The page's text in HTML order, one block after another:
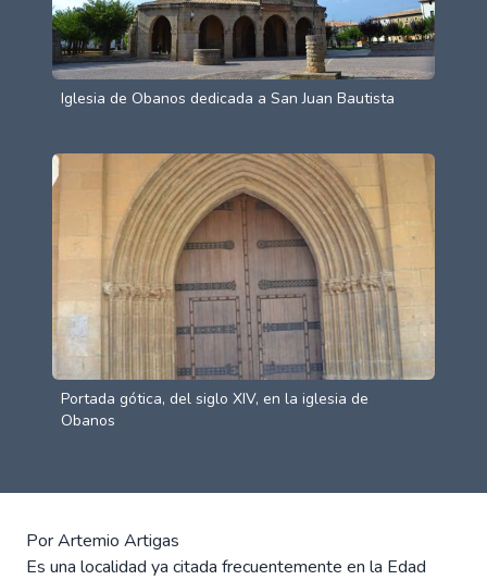
Iglesia de Obanos dedicada a San Juan Bautista
Portada gótica, del siglo XIV, en la iglesia de
Obanos
Por Artemio Artigas
Es una localidad ya citada frecuentemente en la Edad